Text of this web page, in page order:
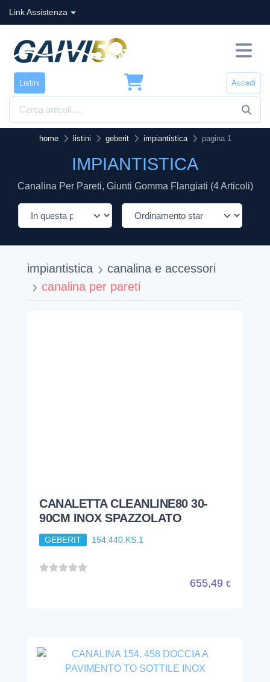
Link Assistenza
Listini Accedi
home listini geberit impiantistica pagina 1
IMPIANTISTICA
Canalina Per Pareti, Giunti Gomma Flangiati (4 Articoli)
impiantistica
canalina e accessori
canalina per pareti
CANALETTA CLEANLINE80 30-
90CM INOX SPAZZOLATO
GEBERIT 154.440.KS.1
655,49 €